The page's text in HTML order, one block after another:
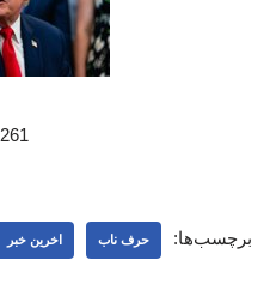
261 33
برچسب‌ها: حرف ناب اخرین خبر